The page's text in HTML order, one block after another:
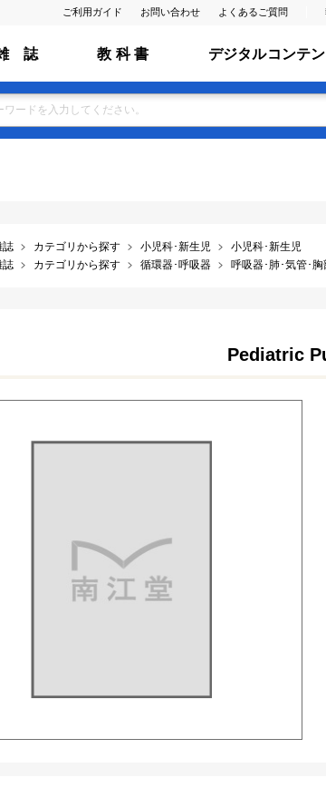
ご利用ガイド お問い合わせ よくあるご質問
誌 教 科 書 デジタルコンテ
誌 カテゴリから探す 小児科･新生児
小児科･新生児
誌 カテゴリから探す 循環器･呼吸器 呼吸器･肺･気管･胸
Pediatric